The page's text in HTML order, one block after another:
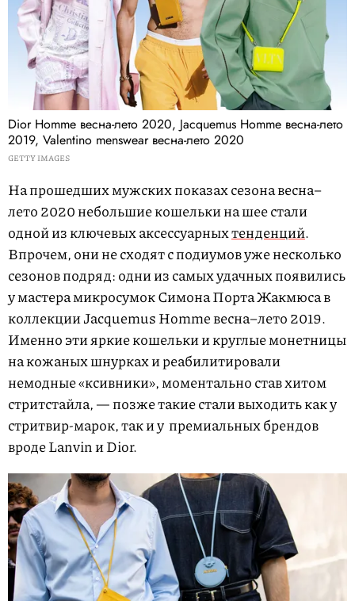
Dior Homme весна-лето 2020, Jacquemus Homme весна-лето
2019, Valentino menswear весна-лето 2020
GETTY IMAGES
На прошедших мужских показах сезона весна–
лето 2020 небольшие кошельки на шее стали
одной из ключевых аксессуарныхтенденций.
Впрочем, они не сходят с подиумов уже несколько
сезонов подряд: одни из самых удачных появились
у мастера микросумок Симона Порта Жакмюса в
коллекции Jacquemus Homme весна–лето 2019.
Именно эти яркие кошельки и круглые монетницы
на кожаных шнурках и реабилитировали
немодные «ксивники», моментально став хитом
стритстайла, — позже такие стали выходить как у
стритвир-марок, так и у премиальных брендов
вроде Lanvin и Dior.